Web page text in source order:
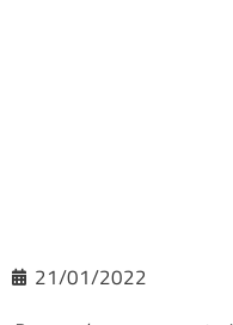
21/01/2022